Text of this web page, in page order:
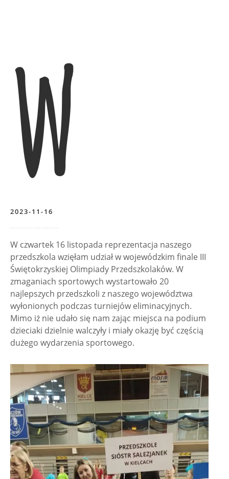
w
2023-11-16
W czwartek 16 listopada reprezentacja naszego
przedszkola wzięłam udział w wojewódzkim finale III
Świętokrzyskiej Olimpiady Przedszkolaków. W
zmaganiach sportowych wystartowało 20
najlepszych przedszkoli z naszego województwa
wyłonionych podczas turniejów eliminacyjnych.
Mimo iż nie udało się nam zając miejsca na podium
dzieciaki dzielnie walczyły i miały okazję być częścią
dużego wydarzenia sportowego.